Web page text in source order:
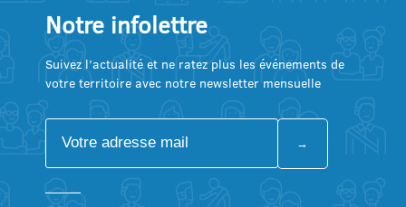
Notre infolettre
Suivez l’actualité et ne ratez plus les événements de
votre territoire avec notre newsletter mensuelle